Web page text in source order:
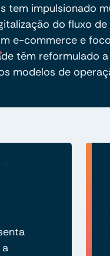
tem impulsionado
do fluxo
e-commerce e
têm reformulado
modelos de